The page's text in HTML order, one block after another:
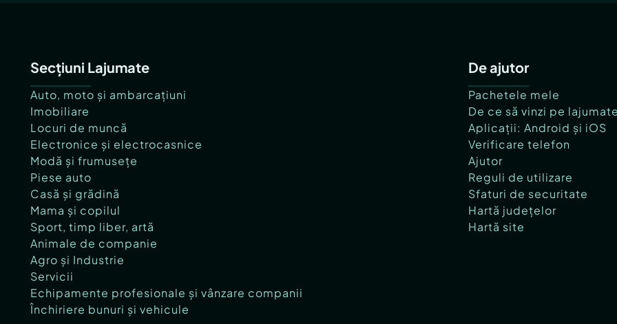
Secțiuni Lajumate
Auto, moto și ambarcațiuni
Imobiliare
Locuri de muncă
Electronice și electrocasnice
Modă și frumusețe
Piese auto
Casă și grădină
Mama și copilul
Sport, timp liber, artă
Animale de companie
Agro și Industrie
Servicii
Echipamente profesionale și vânzare companii
Închiriere bunuri și vehicule
De ajutor
Pachetele mele
De ce să vinzi pe
Aplicații: Android și iOS
Verificare telefon
Ajutor
Reguli de utilizare
Sfaturi de securitate
Hartă județelor
Hartă site